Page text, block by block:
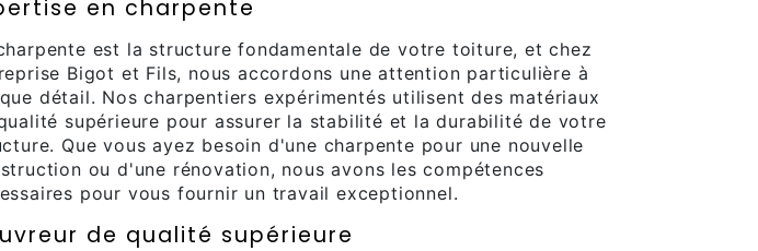
en charpente
est la structure fondamentale de votre toiture, et chez
Bigot et Fils, nous accordons une attention particulière à
détail. Nos charpentiers expérimentés utilisent des matériaux
supérieure pour assurer la stabilité et la durabilité de votre
Que vous ayez besoin d'une charpente pour une nouvelle
ou d'une rénovation, nous avons les compétences
pour vous fournir un travail exceptionnel.
de qualité supérieure